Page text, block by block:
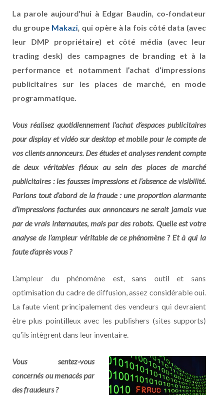
La parole aujourd’hui à Edgar Baudin, co-fondateur
du groupe Makazi, qui opère à la fois côté data (avec
leur DMP propriétaire) et côté média (avec leur
trading desk) des campagnes de branding et à la
performance et notamment l’achat d’impressions
publicitaires sur les places de marché, en mode
programmatique.
Vous réalisez quotidiennement l’achat d’espaces publicitaires
pour display et vidéo sur desktop et mobile pour le compte de
vos clients annonceurs. Des études et analyses rendent compte
de deux véritables fléaux au sein des places de marché
publicitaires : les fausses impressions et l’absence de visibilité.
Parlons tout d’abord de la fraude : une proportion alarmante
d’impressions facturées aux annonceurs ne serait jamais vue
par de vrais internautes, mais par des robots. Quelle est votre
analyse de l’ampleur véritable de ce phénomène ? Et à qui la
faute d’après vous ?
L’ampleur du phénomène est, sans outil et sans
optimisation du cadre de diffusion, assez considérable oui.
La faute vient principalement des vendeurs qui devraient
être plus pointilleux avec les publishers (sites supports)
qu’ils intègrent dans leur inventaire.
Vous sentez-vous
concernés ou menacés par
des fraudeurs ?